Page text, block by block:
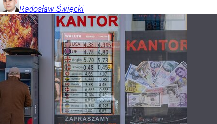
Radosław Święcki